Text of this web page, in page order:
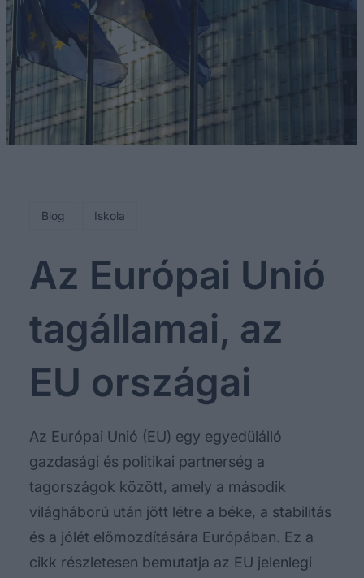
Blog Iskola
Az Európai Unió
tagállamai, az
EU országai
Az Európai Unió (EU) egy egyedülálló
gazdasági és politikai partnerség a
tagországok között, amely a második
világháború után jött létre a béke, a stabilitás
és a jólét előmozdítására Európában. Ez a
cikk részletesen bemutatja az EU jelenlegi